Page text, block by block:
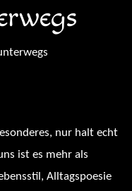
nur halt echt
ist es mehr als
Alltagspoesie